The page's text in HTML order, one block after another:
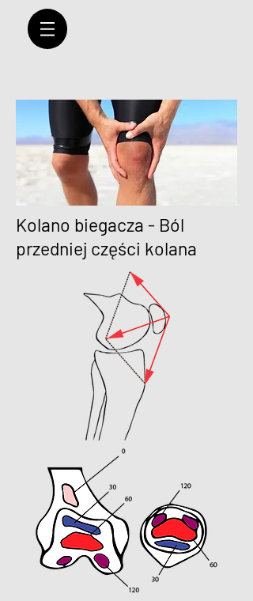
Kolano biegacza - Ból
przedniej części kolana